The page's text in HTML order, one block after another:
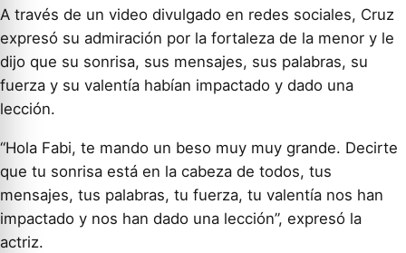
A través de un video divulgado en redes sociales, Cruz
expresó su admiración por la fortaleza de la menor y le
dijo que su sonrisa, sus mensajes, sus palabras, su
fuerza y su valentía habían impactado y dado una
lección.
“Hola Fabi, te mando un beso muy muy grande. Decirte
que tu sonrisa está en la cabeza de todos, tus
mensajes, tus palabras, tu fuerza, tu valentía nos han
impactado y nos han dado una lección”, expresó la
actriz.